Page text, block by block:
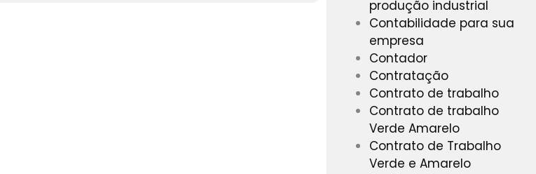
produção industrial
Contabilidade para sua
empresa
Contador
Contratação
Contrato de trabalho
Contrato de trabalho
Verde Amarelo
Contrato de Trabalho
Verde e Amarelo